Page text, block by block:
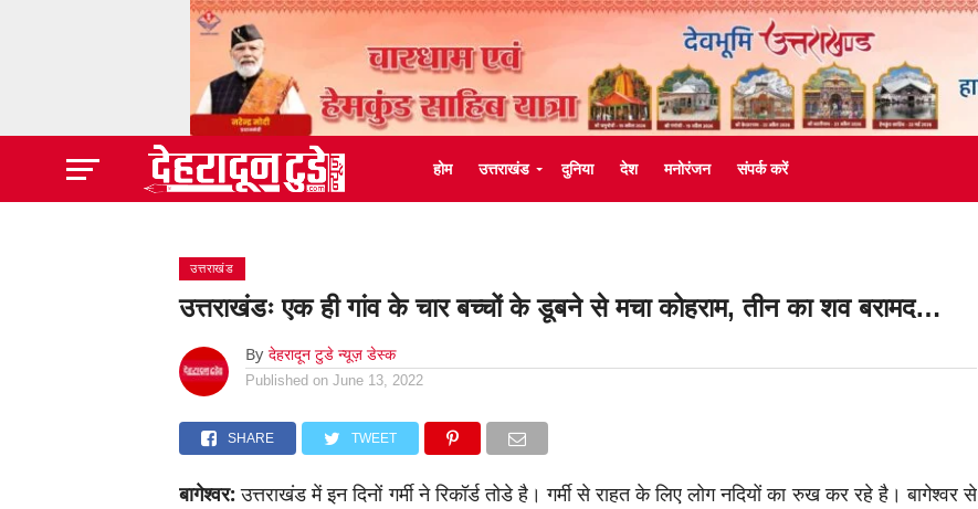
होम उत्तराखंड दुनिया देश मनोरंजन संपर्क करें
उत्तराखंड
उत्तराखंडः एक ही गांव के चार बच्चों के डूबने से मचा कोहराम, तीन का शव बरामद…
By देहरादून टुडे न्यूज़ डेस्क
Published on June 13, 2022
SHARE TWEET
बागेश्वर:उत्तराखंड में इन दिनों गर्मी ने रिकॉर्ड तोडे है। गर्मी से राहत के लिए लोग नदियों का रुख कर रहे है। बागेश्वर से